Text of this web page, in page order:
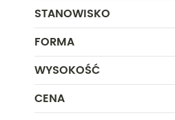
MARZEC
KWIECIEŃ
MAJ
CZERWIEC
LIPIEC
SIERPIEŃ
MARZEC
KWIECIEŃ
MAJ
CZERWIEC
LIPIEC
SIERPIEŃ
STANOWISKO
CIEŃ
PÓŁCIEŃ
SŁONECZNE
FORMA
ROŚLINA Z GOŁYM KORZENIEM -
zabezpieczona na czas dostawy
ROŚLINA W POJEMNIKU
WYSOKOŚĆ
Od
CENA